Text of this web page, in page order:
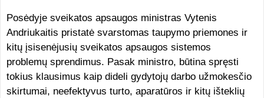
Posėdyje sveikatos apsaugos ministras Vytenis
Andriukaitis pristatė svarstomas taupymo priemones ir
kitų įsisenėjusių sveikatos apsaugos sistemos
problemų sprendimus. Pasak ministro, būtina spręsti
tokius klausimus kaip dideli gydytojų darbo užmokesčio
skirtumai, neefektyvus turto, aparatūros ir kitų išteklių